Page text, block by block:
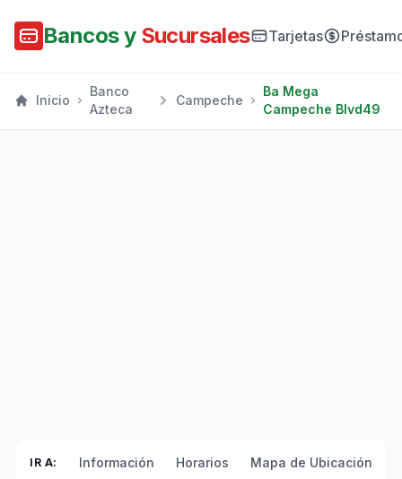
Bancos y Sucursales Tarjetas
Inicio
Banco
Azteca
Campeche
Ba Mega
Campeche Blvd49
IR A: Información Horarios Mapa de Ubicación